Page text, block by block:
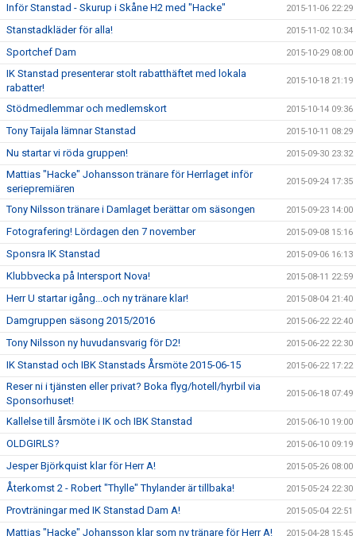
Inför Stanstad - Skurup i Skåne H2 med "Hacke" 2015-11-06 22:29
Stanstadkläder för alla! 2015-11-02 10:34
Sportchef Dam 2015-10-29 08:00
IK Stanstad presenterar stolt rabatthäftet med lokala
rabatter!
2015-10-18 21:19
Stödmedlemmar och medlemskort 2015-10-14 09:36
Tony Taijala lämnar Stanstad 2015-10-11 08:29
Nu startar vi röda gruppen! 2015-09-30 23:32
Mattias "Hacke" Johansson tränare för Herrlaget inför
seriepremiären
2015-09-24 17:35
Tony Nilsson tränare i Damlaget berättar om säsongen 2015-09-23 14:00
Fotografering! Lördagen den 7 november 2015-09-08 15:16
Sponsra IK Stanstad 2015-09-06 16:13
Klubbvecka på Intersport Nova! 2015-08-11 22:59
Herr U startar igång...och ny tränare klar! 2015-08-04 21:40
Damgruppen säsong 2015/2016 2015-06-22 22:40
Tony Nilsson ny huvudansvarig för D2! 2015-06-22 22:30
IK Stanstad och IBK Stanstads Årsmöte 2015-06-15 2015-06-22 17:22
Reser ni i tjänsten eller privat? Boka flyg/hotell/hyrbil via
Sponsorhuset!
2015-06-18 07:49
Kallelse till årsmöte i IK och IBK Stanstad 2015-06-10 19:00
OLDGIRLS? 2015-06-10 09:19
Jesper Björkquist klar för Herr A! 2015-05-26 08:00
Återkomst 2 - Robert "Thylle" Thylander är tillbaka! 2015-05-24 22:30
Provträningar med IK Stanstad Dam A! 2015-05-04 22:51
Mattias "Hacke" Johansson klar som ny tränare för Herr A! 2015-04-28 15:45